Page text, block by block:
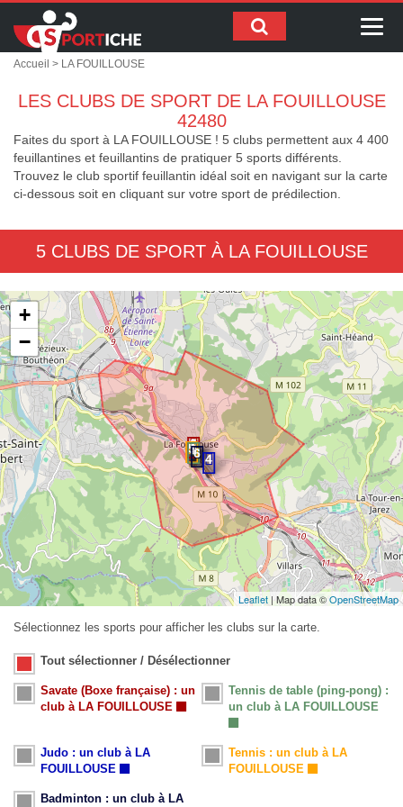
Accueil > LA FOUILLOUSE
LES CLUBS DE SPORT DE LA FOUILLOUSE
42480
Faites du sport à LA FOUILLOUSE ! 5 clubs permettent aux 4 400
feuillantines et feuillantins de pratiquer 5 sports différents.
Trouvez le club sportif feuillantin idéal soit en navigant sur la carte
ci-dessous soit en cliquant sur votre sport de prédilection.
5 CLUBS DE SPORT À LA FOUILLOUSE
+
−
Leaflet | Map data ©OpenStreetMap
Sélectionnez les sports pour afficher les clubs sur la carte.
Tout sélectionner / Désélectionner
Savate (Boxe française) : un
club à LA FOUILLOUSE
Tennis de table (ping-pong) :
un club à LA FOUILLOUSE
Judo : un club à LA
FOUILLOUSE
Tennis : un club à LA
FOUILLOUSE
Badminton : un club à LA